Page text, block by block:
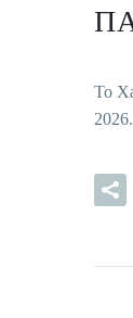
Το
2026.